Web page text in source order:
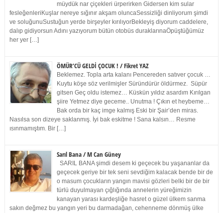
müydük nar çiçekleri ürperirken Gidersen kim sular
fesleğenleriKuşlar nereye sığınır akşam oluncaSessizliği dinliyorum şimdi
ve soluğunuSustuğun yerde birşeyler kırılıyorBekleyiş diyorum caddelere,
dalıp gidiyorsun Adını yazıyorum bütün otobüs duraklarınaÖpüştüğümüz
her yer […]
ÖMÜR’CÜ GELDİ ÇOCUK ! / Fikret YAZ
Beklemez. Topla arta kalanı Pencereden satıver çocuk …
Kuytu köşe söz verilmişler Süründürür öldürmez. Süpür
gitsen Geç oldu istemez… Küskün yıldız asardım Kırılgan
şiire Yetmez diye geceme.. Unutma ! Çıkın et heybeme…
Bak orda bir kaç imge kalmış Eski bir Şair’den miras.
Nasılsa son dizeye saklanmış. İyi bak eskitme ! Sana kalsın… Resme
ısınmamıştım. Bir […]
Sarıl Bana / M Can Güney
SARIL BANA şimdi desem ki geçecek bu yaşananlar da
geçecek geriye bir tek seni sevdiğim kalacak bende bir de
o masum çocukların yangın mavisi gözleri belki bir de bir
türlü duyulmayan çığlığında annelerin yüreğimizin
kanayan yarası kardeşliğe hasret o güzel ülkem sanma
sakın değmez bu yangın yeri bu darmadağan, cehenneme dönmüş ülke